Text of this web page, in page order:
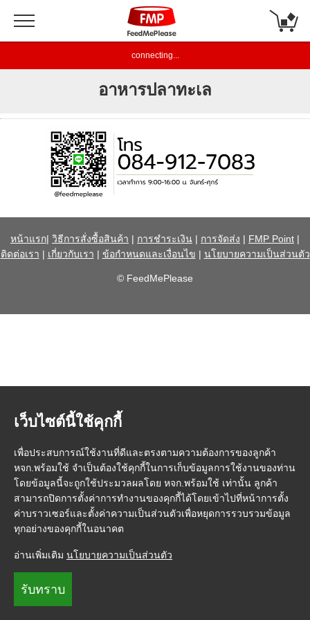
เว็บไซต์นี้ใช้คุกกี้
เพื่อประสบการณ์ใช้งานที่ดีและตรงตามความต้องการของลูกค้า
หจก.พร้อมใช้ จำเป็นต้องใช้คุกกี้ในการเก็บข้อมูลการใช้งานของท่าน
โดยข้อมูลนี้จะถูกใช้ประมวลผลโดย หจก.พร้อมใช้ เท่านั้น ลูกค้า
สามารถปิดการตั้งค่าการทำงานของคุกกี้ได้โดยเข้าไปที่หน้าการตั้ง
ค่าบราวเซอร์และตั้งค่าความเป็นส่วนตัวเพื่อหยุดการรวบรวมข้อมูล
ทุกอย่างของคุกกี้ในอนาคต
อ่านเพิ่มเติม นโยบายความเป็นส่วนตัว
รับทราบ
connecting...
อาหารปลาทะเล
หน้าแรก| วิธีการสั่งซื้อสินค้า | การชำระเงิน | การจัดส่ง | FMP Point |
ติดต่อเรา | เกี่ยวกับเรา | ข้อกำหนดและเงื่อนไข | นโยบายความเป็นส่วนตัว
© FeedMePlease